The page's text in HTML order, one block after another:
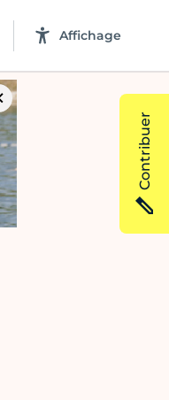
Affichage
Contribuer